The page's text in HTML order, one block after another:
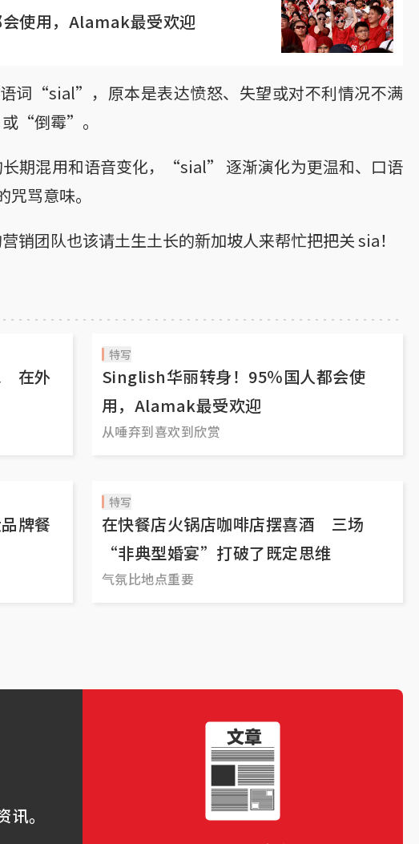
使用，Alamak最受欢迎
词“sial”，原本是表达愤怒、失望或对不利情况不满
“倒霉”。
期混用和语音变化，“sial” 逐渐演化为更温和、口语
骂意味。
销团队也该请土生土长的新加坡人来帮忙把把关 sia！
在外
特写
Singlish华丽转身！95％国人都会使
用，Alamak最受欢迎
从唾弃到喜欢到欣赏
牌餐
特写
在快餐店火锅店咖啡店摆喜酒 三场
“非典型婚宴”打破了既定思维
气氛比地点重要
。